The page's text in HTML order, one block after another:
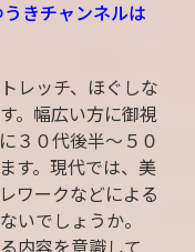
きチャンネルは
レッチ、ほぐしな
。幅広い方に御視
３０代後半～５０
す。現代では、美
ワークなどによる
いでしょうか。
内容を意識して